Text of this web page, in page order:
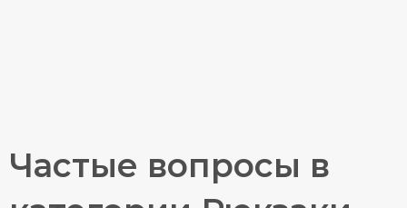
Частые вопросы в